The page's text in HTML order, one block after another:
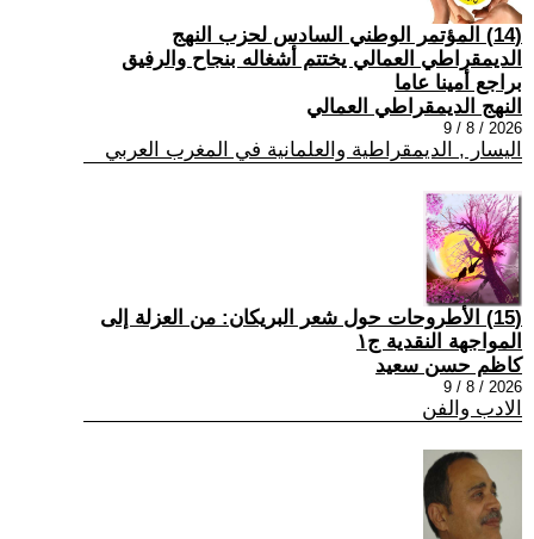
(14) المؤتمر الوطني السادس لحزب النهج
الديمقراطي العمالي يختتم أشغاله بنجاح والرفيق
براجع أمينا عاما
النهج الديمقراطي العمالي
2026 / 8 / 9
اليسار , الديمقراطية والعلمانية في المغرب العربي
(15) الأطروحات حول شعر البريكان: من العزلة إلى
المواجهة النقدية ج١
كاظم حسن سعيد
2026 / 8 / 9
الادب والفن